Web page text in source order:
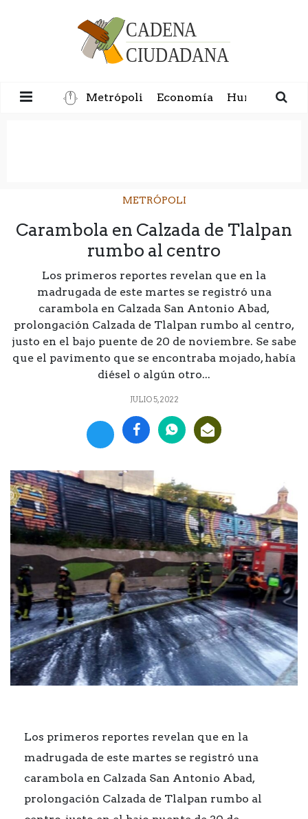
Metrópoli Economía Humanidad
METRÓPOLI
Carambola en Calzada de Tlalpan
rumbo al centro
Los primeros reportes revelan que en la
madrugada de este martes se registró una
carambola en Calzada San Antonio Abad,
prolongación Calzada de Tlalpan rumbo al centro,
justo en el bajo puente de 20 de noviembre. Se sabe
que el pavimento que se encontraba mojado, había
diésel o algún otro...
JULIO 5, 2022
Los primeros reportes revelan que en la
madrugada de este martes se registró una
carambola en Calzada San Antonio Abad,
prolongación Calzada de Tlalpan rumbo al